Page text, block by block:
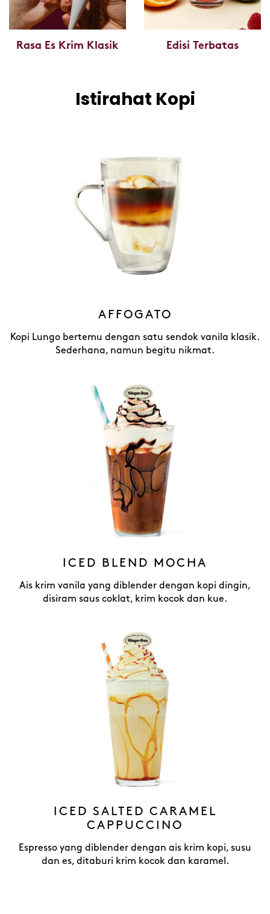
Rasa Es Krim Klasik Edisi Terbatas
Istirahat Kopi
AFFOGATO
Kopi Lungo bertemu dengan satu sendok vanila klasik.
Sederhana, namun begitu nikmat.
ICED BLEND MOCHA
Ais krim vanila yang diblender dengan kopi dingin,
disiram saus coklat, krim kocok dan kue.
ICED SALTED CARAMEL
CAPPUCCINO
Espresso yang diblender dengan ais krim kopi, susu
dan es, ditaburi krim kocok dan karamel.